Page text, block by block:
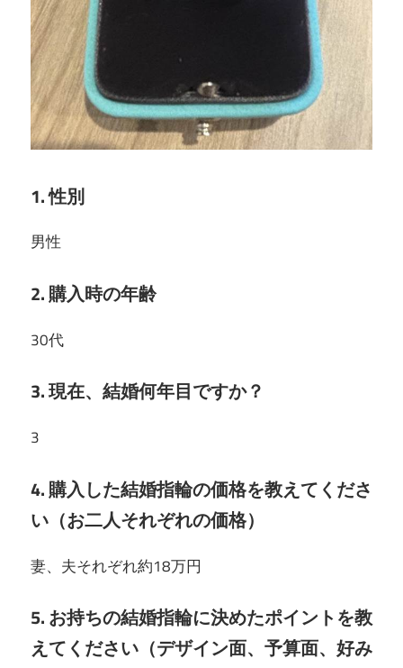
1. 性別
男性
2. 購入時の年齢
30代
3. 現在、結婚何年目ですか？
3
4. 購入した結婚指輪の価格を教えてくださ
い（お二人それぞれの価格）
妻、夫それぞれ約18万円
5. お持ちの結婚指輪に決めたポイントを教
えてください（デザイン面、予算面、好み